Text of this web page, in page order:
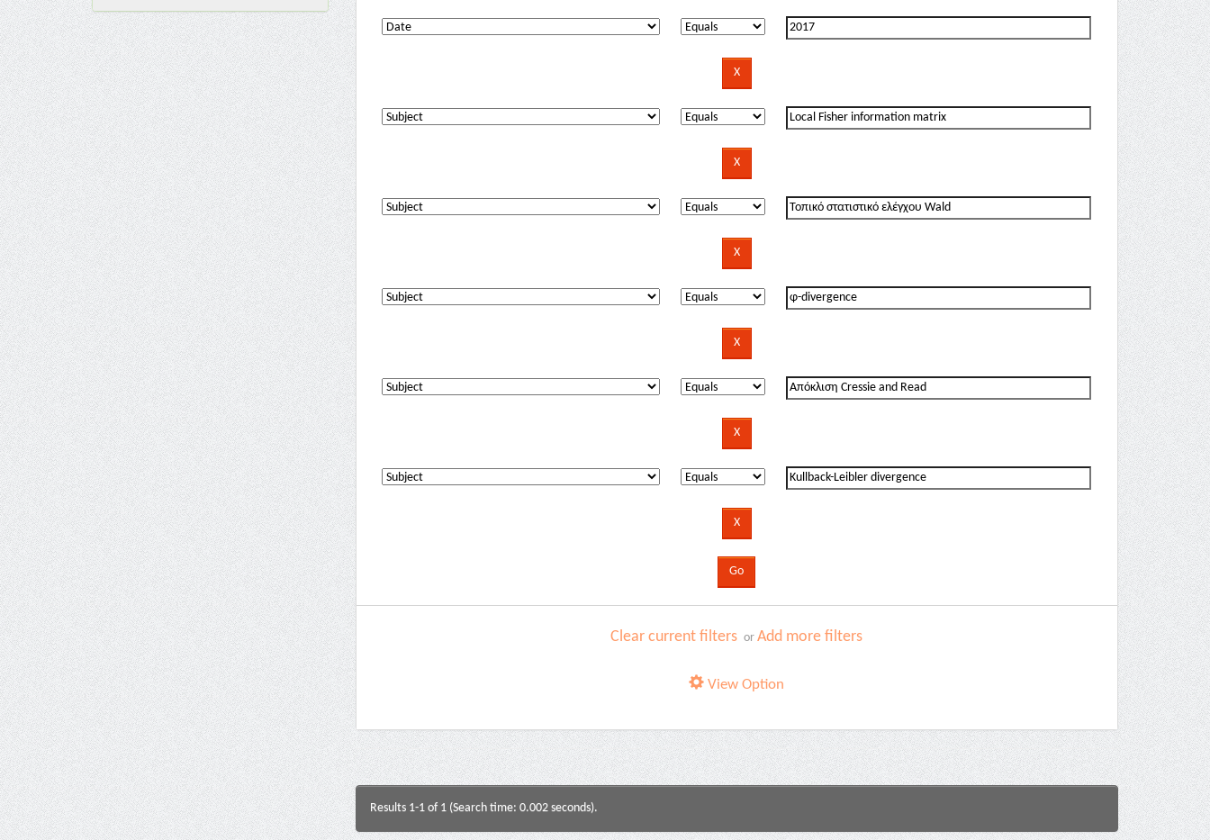
Clear current filters orAdd more filters
View Option
Results 1-1 of 1 (Search time: 0.002 seconds).